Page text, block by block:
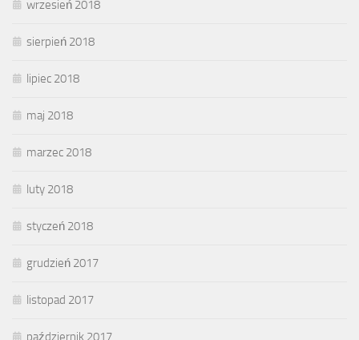
wrzesień 2018
sierpień 2018
lipiec 2018
maj 2018
marzec 2018
luty 2018
styczeń 2018
grudzień 2017
listopad 2017
październik 2017